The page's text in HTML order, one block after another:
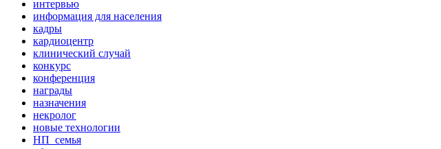
интервью
информация для населения
кадры
кардиоцентр
клинический случай
конкурс
конференция
награды
назначения
некролог
новые технологии
НП_семья